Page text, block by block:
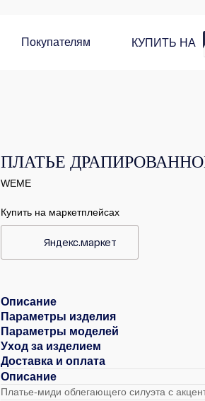
Покупателям КУПИТЬ НА
ПЛАТЬЕ
WEME
Купить на маркетплейсах
Яндекс.маркет
Описание
Параметры изделия
Параметры моделей
Уход за изделием
Доставка и оплата
Описание
Платье-миди облегающего силуэта с